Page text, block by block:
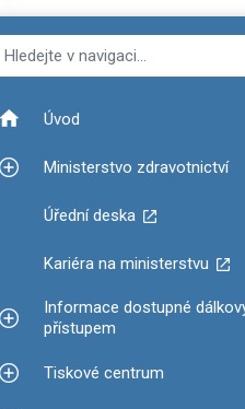
Hledat v navigaci
Úvod
Zobrazit podmenu pro
Ministerstvo zdravotnictví
Úřední deska
Kariéra na ministerstvu
Zobrazit podmenu pro
Informace dostupné
přístupem
Zobrazit podmenu pro Tiskové
Tiskové centrum